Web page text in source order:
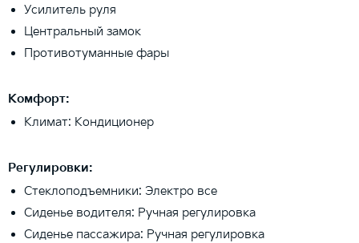
Усилитель руля
Центральный замок
Противотуманные фары
Комфорт:
Климат: Кондиционер
Регулировки:
Стеклоподъемники: Электро все
Сиденье водителя: Ручная регулировка
Сиденье пассажира: Ручная регулировка